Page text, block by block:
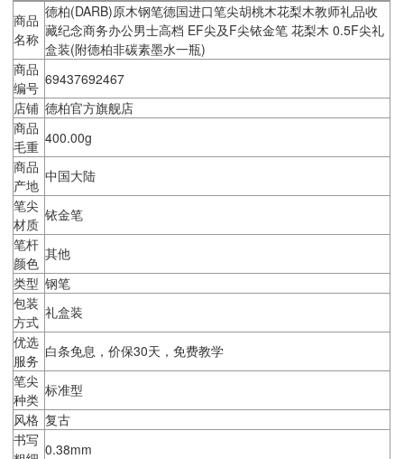
商品
名称
德柏(DARB)原木钢笔德国进口笔尖胡桃木花梨木教师礼品收
藏纪念商务办公男士高档 EF尖及F尖铱金笔 花梨木 0.5F尖礼
盒装(附德柏非碳素墨水一瓶)
商品
编号 69437692467
店铺 德柏官方旗舰店
商品
毛重 400.00g
商品
产地
中国大陆
笔尖
材质
铱金笔
笔杆
颜色
其他
类型 钢笔
包装
方式
礼盒装
优选
服务
白条免息，价保30天，免费教学
笔尖
种类
标准型
风格 复古
书写
0.38mm